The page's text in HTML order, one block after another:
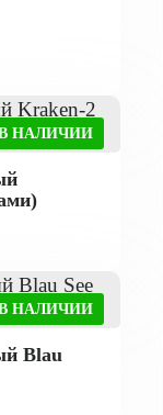
НАЛИЧИИ
НАЛИЧИИ
Blau